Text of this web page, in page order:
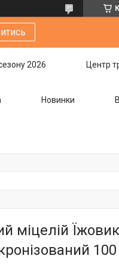
2026 Центр
Новинки
міцелій